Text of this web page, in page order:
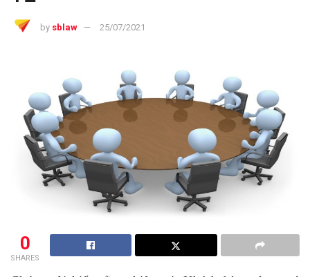
by sblaw 25/07/2021
0
SHARES